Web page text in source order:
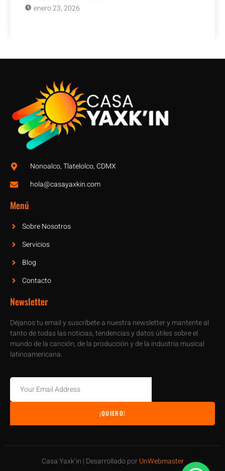
enero 23, 2026
Nonoalco, Tlatelolco, CDMX
hola@casayaxkin.com
Menú
Sobre Nosotros
Servicios
Blog
Contacto
Newsletter
Déjanos tu email y suscríbete a nuestra newsletter y mantente al
tanto de todas las noticias, tendencias y datos útiles sobre el
mundo de la canción, de la producción y de la industria musical
latinoamericana.
¡QUIERO!
Casa Yaxk’in | Desarrollado porUnWebmaster